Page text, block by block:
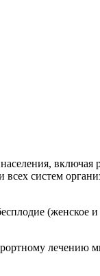
включая
систем
(женское